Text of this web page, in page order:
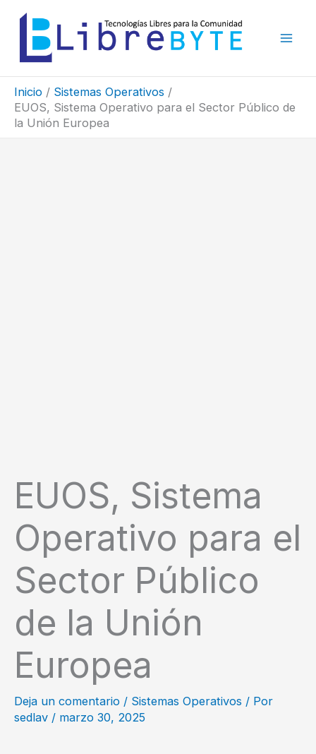
contenido
Inicio
Sistemas Operativos
EUOS, Sistema Operativo para el Sector Público de
la Unión Europea
EUOS, Sistema
Operativo para el
Sector Público
de la Unión
Europea
Deja un comentario / Sistemas Operativos / Por
sedlav / marzo 30, 2025